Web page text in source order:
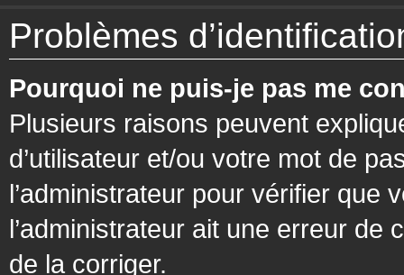
Problèmes
Pourquoi ne puis-je pas me
Plusieurs raisons peuvent
d’utilisateur et/ou votre mot de
l’administrateur pour vérifier que
l’administrateur ait une erreur de
de la corriger.